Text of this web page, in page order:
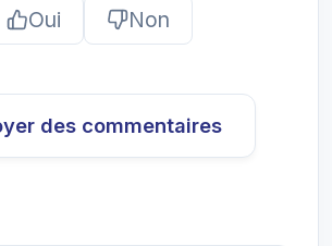
Oui Non
des commentaires